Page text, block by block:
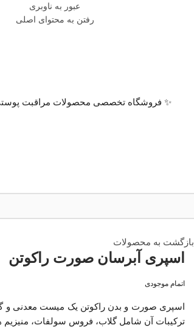
عبور به ناوبری
رفتن به محتوای اصلی
✨ فروشگاه تخصصی محصولات مراقبت
بازگشت به محصولات
اسپری آبرسان صورت راکوتن
اتمام موجودی
اسپری صورت و بدن راکوتن یک میست معدنی و
ترکیبات آن شامل گلاب، فروس سولفات، منیزیم